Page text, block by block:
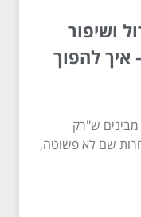
ושיפור
איך להפוך
ש"רק
שם לא פשוטה,